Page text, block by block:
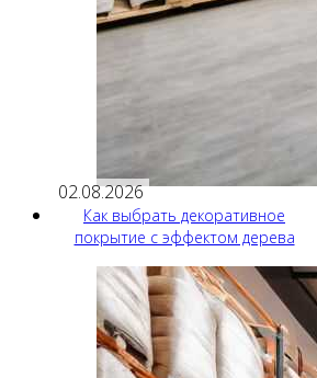
02.08.2026
Как выбрать декоративное
покрытие с эффектом дерева